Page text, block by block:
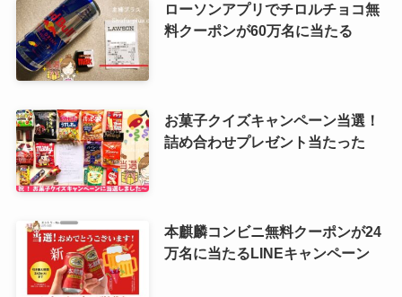
ローソンアプリでチロルチョコ無
料クーポンが60万名に当たる
お菓子クイズキャンペーン当選！
詰め合わせプレゼント当たった
本麒麟コンビニ無料クーポンが24
万名に当たるLINEキャンペーン